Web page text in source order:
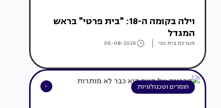
וילה בקומה ה-18: "בית פרטי" בראש
המגדל
מערכת בית ונוי 06-08-2026
חומרים וטכנולוגיות